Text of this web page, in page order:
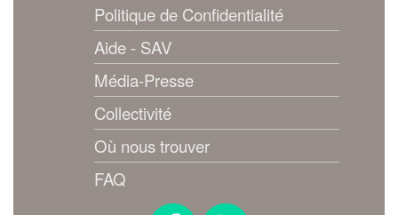
Politique de Confidentialité
Aide - SAV
Média-Presse
Collectivité
Où nous trouver
FAQ